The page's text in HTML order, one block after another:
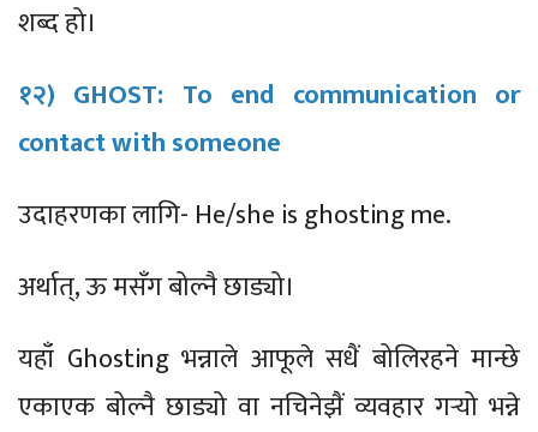
शब्द हो।
१२) GHOST: To end communication or
contact with someone
उदाहरणका लागि- He/she is ghosting me.
अर्थात्, ऊ मसँग बोल्नै छाड्यो।
यहाँ Ghosting भन्नाले आफूले सधैं बोलिरहने मान्छे
एकाएक बोल्नै छाड्यो वा नचिनेझैं व्यवहार गर्‍यो भन्ने